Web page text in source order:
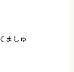
ましゅ